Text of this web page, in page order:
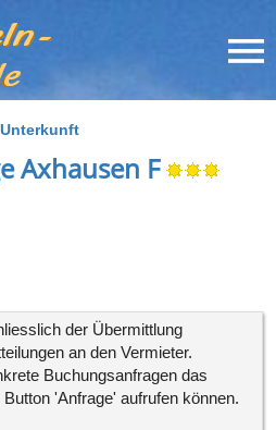
Unterkunft
Axhausen F
der Übermittlung
an den Vermieter.
Buchungsanfragendas
'Anfrage' aufrufen können.